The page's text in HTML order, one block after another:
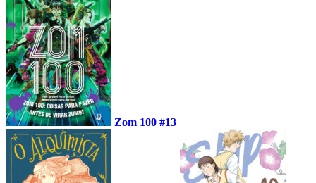
Zom 100 #13